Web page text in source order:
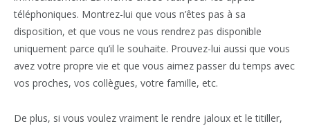
téléphoniques. Montrez-lui que vous n’êtes pas à sa
disposition, et que vous ne vous rendrez pas disponible
uniquement parce qu’il le souhaite. Prouvez-lui aussi que vous
avez votre propre vie et que vous aimez passer du temps avec
vos proches, vos collègues, votre famille, etc.
De plus, si vous voulez vraiment le rendre jaloux et le titiller,